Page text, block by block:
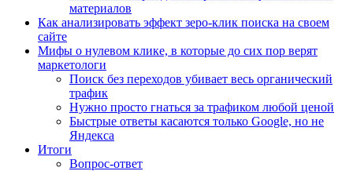
материалов
Как анализировать эффект зеро-клик поиска на своем
сайте
Мифы о нулевом клике, в которые до сих пор верят
маркетологи
Поиск без переходов убивает весь органический
трафик
Нужно просто гнаться за трафиком любой ценой
Быстрые ответы касаются только Google, но не
Яндекса
Итоги
Вопрос-ответ